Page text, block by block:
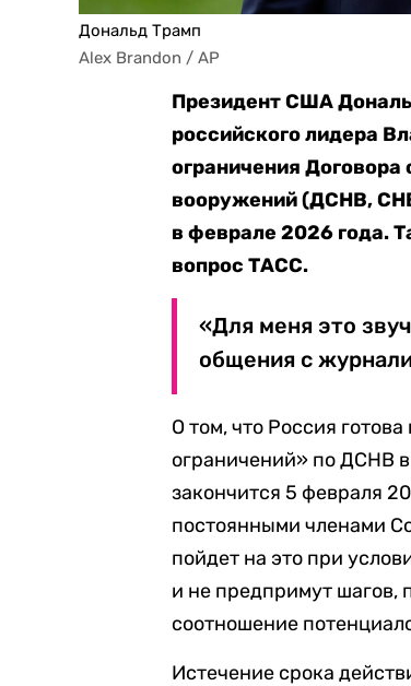
Дональд Трамп
Alex Brandon / AP
Президент США
российского лидера
ограничения
вооружений (ДСНВ,
в феврале 2026 года.
вопрос ТАСС.
«Для меня это
общения с
О том, что Россия
ограничений» по ДСНВ в
закончится 5 февраля
постоянными членами
пойдет на это при
и не предпримут
соотношение
Истечение срока